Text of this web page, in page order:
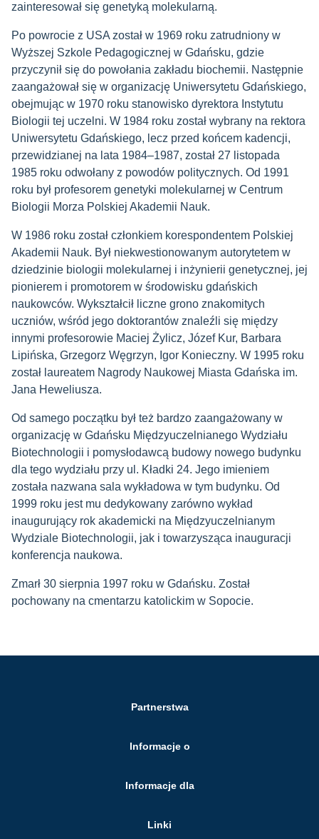
zainteresował się genetyką molekularną.
Po powrocie z USA został w 1969 roku zatrudniony w
Wyższej Szkole Pedagogicznej w Gdańsku, gdzie
przyczynił się do powołania zakładu biochemii. Następnie
zaangażował się w organizację Uniwersytetu Gdańskiego,
obejmując w 1970 roku stanowisko dyrektora Instytutu
Biologii tej uczelni. W 1984 roku został wybrany na rektora
Uniwersytetu Gdańskiego, lecz przed końcem kadencji,
przewidzianej na lata 1984–1987, został 27 listopada
1985 roku odwołany z powodów politycznych. Od 1991
roku był profesorem genetyki molekularnej w Centrum
Biologii Morza Polskiej Akademii Nauk.
W 1986 roku został członkiem korespondentem Polskiej
Akademii Nauk. Był niekwestionowanym autorytetem w
dziedzinie biologii molekularnej i inżynierii genetycznej, jej
pionierem i promotorem w środowisku gdańskich
naukowców. Wykształcił liczne grono znakomitych
uczniów, wśród jego doktorantów znaleźli się między
innymi profesorowie Maciej Żylicz, Józef Kur, Barbara
Lipińska, Grzegorz Węgrzyn, Igor Konieczny. W 1995 roku
został laureatem Nagrody Naukowej Miasta Gdańska im.
Jana Heweliusza.
Od samego początku był też bardzo zaangażowany w
organizację w Gdańsku Międzyuczelnianego Wydziału
Biotechnologii i pomysłodawcą budowy nowego budynku
dla tego wydziału przy ul. Kładki 24. Jego imieniem
została nazwana sala wykładowa w tym budynku. Od
1999 roku jest mu dedykowany zarówno wykład
inaugurujący rok akademicki na Międzyuczelnianym
Wydziale Biotechnologii, jak i towarzysząca inauguracji
konferencja naukowa.
Zmarł 30 sierpnia 1997 roku w Gdańsku. Został
pochowany na cmentarzu katolickim w Sopocie.
Partnerstwa
Informacje o
Informacje dla
Linki